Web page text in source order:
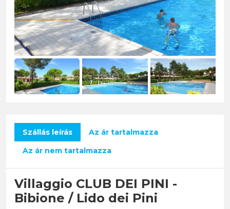
Szállás leírás
Az ár tartalmazza
Az ár nem tartalmazza
Villaggio CLUB DEI PINI -
Bibione / Lido dei Pini